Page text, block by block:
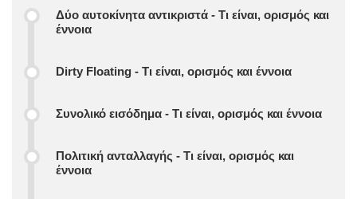
Δύο αυτοκίνητα αντικριστά - Τι είναι, ορισμός και
έννοια
Dirty Floating - Τι είναι, ορισμός και έννοια
Συνολικό εισόδημα - Τι είναι, ορισμός και έννοια
Πολιτική ανταλλαγής - Τι είναι, ορισμός και
έννοια